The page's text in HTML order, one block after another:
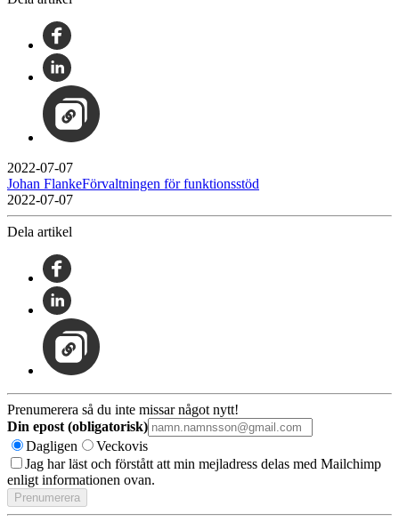
2022-07-07
Johan FlankeFörvaltningen för funktionsstöd
2022-07-07
Dela artikel
Prenumerera så du inte missar något nytt!
Din epost (obligatorisk)
Dagligen
Veckovis
Jag har läst och förstått att min mejladress delas med Mailchimp
enligt informationen ovan.